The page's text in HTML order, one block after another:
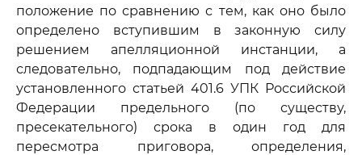
положение по сравнению с тем, как оно было
определено вступившим в законную силу
решением апелляционной инстанции, а
следовательно, подпадающим под действие
установленного статьей 401.6 УПК Российской
Федерации предельного (по существу,
пресекательного) срока в один год для
пересмотра приговора, определения,